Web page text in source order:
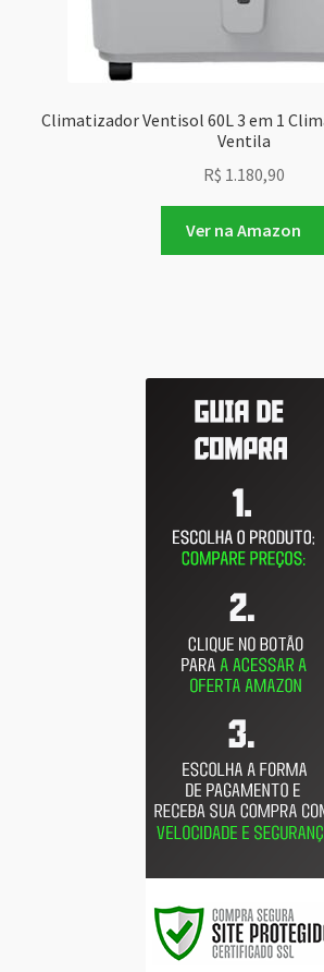
Climatizador Ventisol 60L 3 em 1
Ventila
R$ 1.180,90
Ver na Amazon